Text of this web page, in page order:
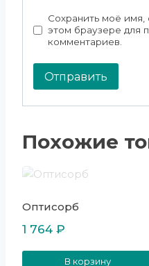
Сохранить моё имя,
этом браузере для
комментариев.
Похожие
Оптисорб
1 764 ₽
В корзину